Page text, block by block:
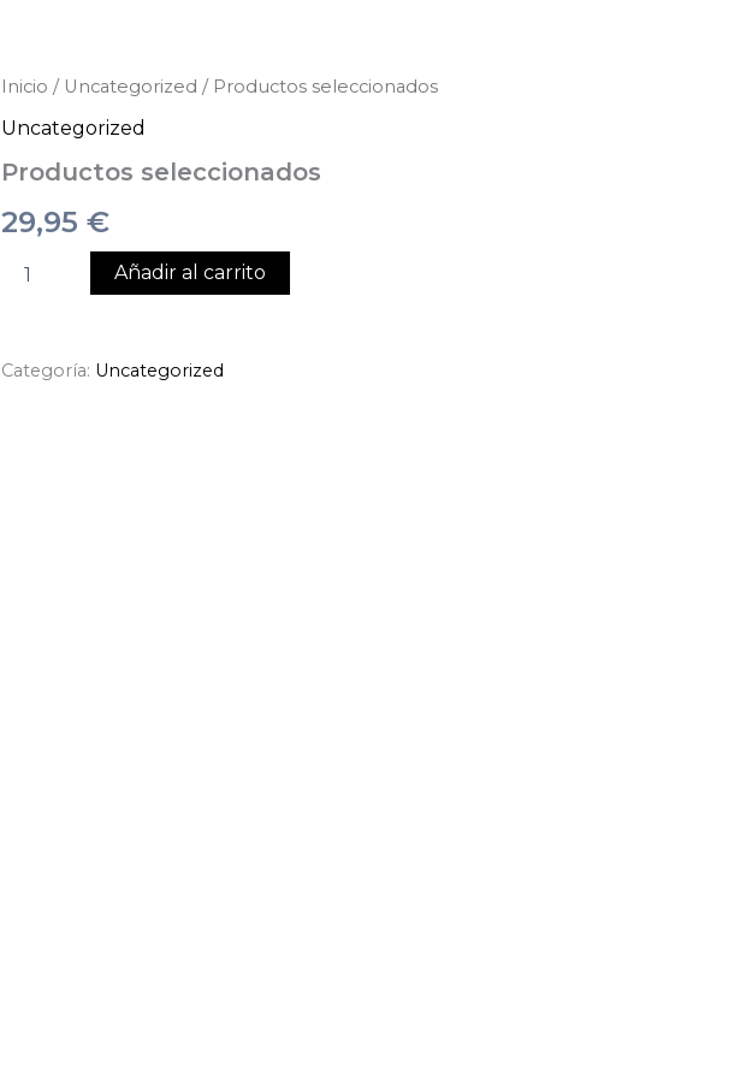
Inicio / Uncategorized / Productos seleccionados
Uncategorized
Productos seleccionados
29,95 €
Productos
cantidad
Añadir al carrito
Categoría: Uncategorized